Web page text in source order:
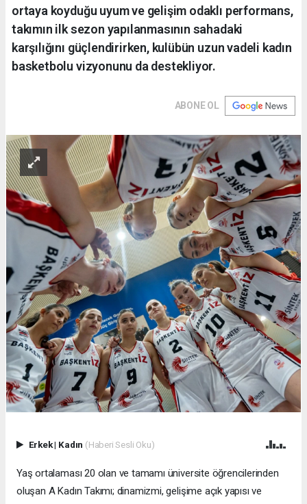
ortaya koyduğu uyum ve gelişim odaklı performans,
takımın ilk sezon yapılanmasının sahadaki
karşılığını güçlendirirken, kulübün uzun vadeli kadın
basketbolu vizyonunu da destekliyor.
ABONE OL
Erkek| Kadın (Haberi Sesli Oku)
Yaş ortalaması 20 olan ve tamamı üniversite öğrencilerinden
oluşan A Kadın Takımı; dinamizmi, gelişime açık yapısı ve